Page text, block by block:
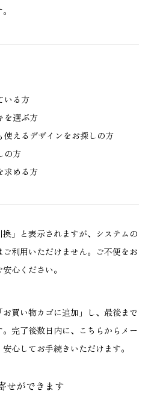
いる方
を選ぶ方
えるデザインをお探しの方
の方
求める方
」と表示されますが、システムの
利用いただけません。ご不便をお
心ください。
買い物カゴに追加」し、最後まで
完了後数日内に、こちらからメー
心してお手続きいただけます。
せができます